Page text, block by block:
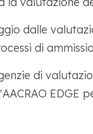
dalle
di
di
EDGE